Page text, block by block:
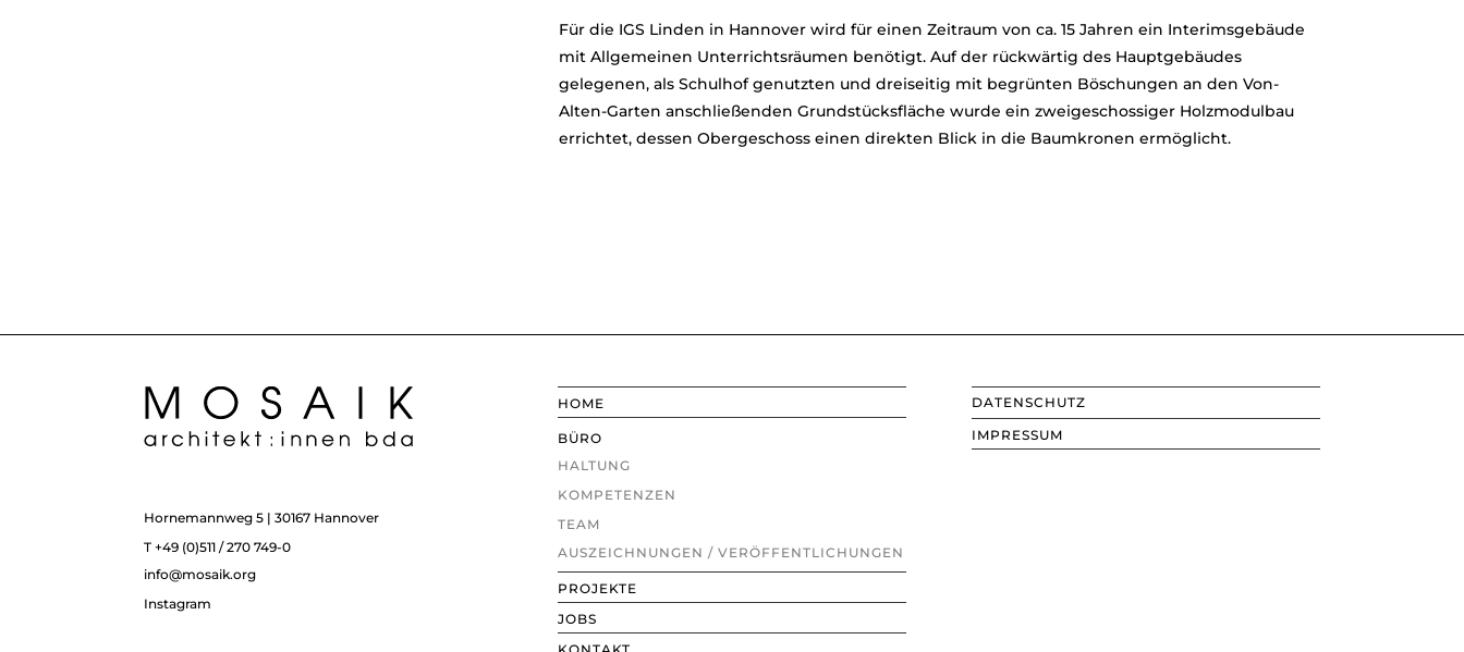
Für die IGS Linden in Hannover wird für einen Zeitraum von ca. 15 Jahren ein Interimsgebäude
mit Allgemeinen Unterrichtsräumen benötigt. Auf der rückwärtig des Hauptgebäudes
gelegenen, als Schulhof genutzten und dreiseitig mit begrünten Böschungen an den Von-
Alten-Garten anschließenden Grundstücksfläche wurde ein zweigeschossiger Holzmodulbau
errichtet, dessen Obergeschoss einen direkten Blick in die Baumkronen ermöglicht.
Hornemannweg 5 | 30167 Hannover
T +49 (0)511 / 270 749-0
info@mosaik.org
Instagram
HOME
BÜRO
HALTUNG
KOMPETENZEN
TEAM
AUSZEICHNUNGEN / VERÖFFENTLICHUNGEN
PROJEKTE
JOBS
DATENSCHUTZ
IMPRESSUM